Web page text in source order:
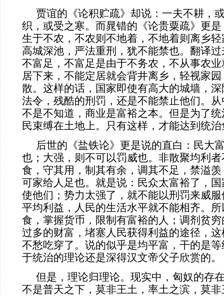
贾谊的《论积贮疏》却说：一夫不耕，
织，或受之寒。而晁错的《论贵粟疏》更
生于不农，不农则不地着，不地着则离乡
高城深池，严法重刑，犹不能禁也。翻译
不富足，不富足是由于不务农，不从事农
居下来，不能定居就会背井离乡，轻视家
散。这样的话，国家即使有高大的城墙，
法令，残酷的刑罚，还是不能禁止他们。
不是不知道，商业是富裕之本。但是为了
民束缚在土地上。只有这样，才能达到统
后世的《盐铁论》更是说的直白：民大
也；大强，则不可以罚威也。非散聚均利
食，守其用，制其有余，调其不足，禁溢
可家给人足也。就是说：民众太富裕了，
使他们；势力太强了，就不能以刑罚来威
平均利益，人民的生活水平就不能相齐。
食，掌握货币，限制有富裕的人；调剂贫
过多的财富，堵塞人民获得利益的途径，
不愁吃穿了。说的似乎是均平富，干的是
于统治的理论还是深得汉文帝父子欣赏的。
但是，理论归理论。现实中，匈奴的存
不是普天之下，莫非王土，率土之滨，莫